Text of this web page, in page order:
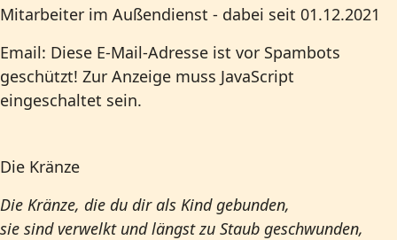
Mitarbeiter im Außendienst - dabei seit 01.12.2021
Email: Diese E-Mail-Adresse ist vor Spambots
geschützt! Zur Anzeige muss JavaScript
eingeschaltet sein.
Die Kränze
Die Kränze, die du dir als Kind gebunden,
sie sind verwelkt und längst zu Staub geschwunden,